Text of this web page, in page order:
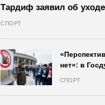
Тардиф заявил об
президента IIHF в
СПОРТ
нет»: в
СПОРТ